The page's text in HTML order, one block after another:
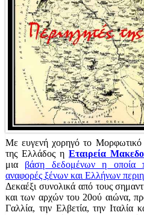
Με ευγενή χορηγό το Μορφωτικό
της Ελλάδος η Εταιρεία
μια βάση δεδομένων η οποία
αναφορές ξένων και Ελλήνων
Δεκαέξι συνολικά από τους
και των αρχών του 20ού αιώνα,
Γαλλία, την Ελβετία, την Ιταλία